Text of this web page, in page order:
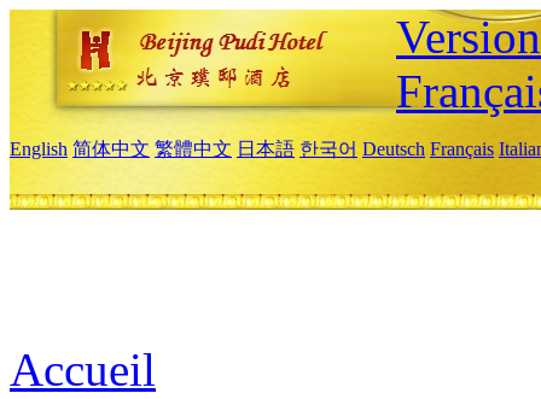
English 简体中文 繁體中文 日本語 한국어 Deutsch Français
Accueil